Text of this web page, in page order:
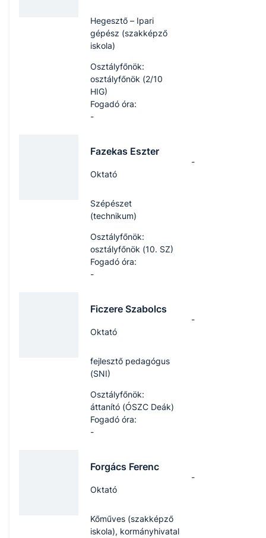
Hegesztő – Ipari
gépész (szakképző
iskola)
Osztályfőnök:
osztályfőnök (2/10
HIG)
Fogadó óra:
-
Fazekas Eszter
Oktató
Szépészet
(technikum)
-
Osztályfőnök:
osztályfőnök (10. SZ)
Fogadó óra:
-
Ficzere Szabolcs
Oktató
fejlesztő pedagógus
(SNI)
-
Osztályfőnök:
áttanító (ÓSZC Deák)
Fogadó óra:
-
Forgács Ferenc
Oktató
Kőműves (szakképző
iskola), kormányhivatal
-